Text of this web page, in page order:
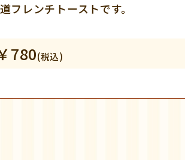
レンチトーストです。
780(税込)